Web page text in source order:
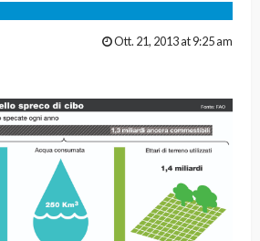
Ott. 21, 2013 at 9:25 am